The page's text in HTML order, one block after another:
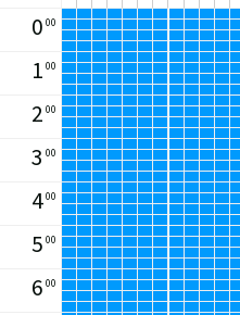
0 00
1 00
2 00
3 00
400
5 00
6 00